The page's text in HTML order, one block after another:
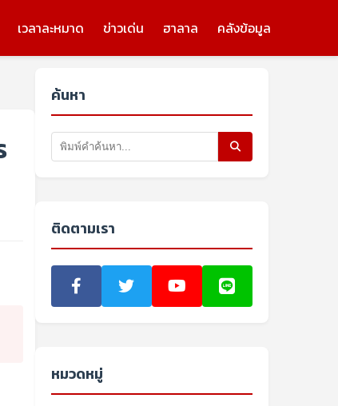
เวลาละหมาด ข่าวเด่น ฮาลาล คลังข้อมูล
ค้นหา
ติดตามเรา
หมวดหมู่